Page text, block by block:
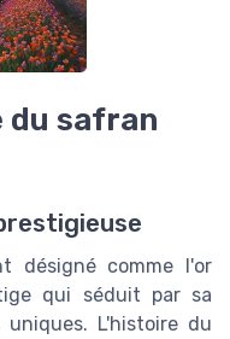
du safran
désigné comme l'or
qui séduit par sa
L'histoire du